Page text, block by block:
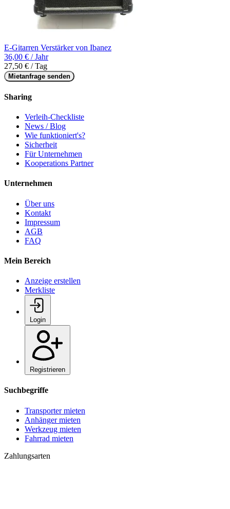
E-Gitarren Verstärker von Ibanez
36,00 € / Jahr
27,50 € / Tag
Mietanfrage senden
Sharing
Verleih-Checkliste
News / Blog
Wie funktioniert's?
Sicherheit
Für Unternehmen
Kooperations Partner
Unternehmen
Über uns
Kontakt
Impressum
AGB
FAQ
Mein Bereich
Anzeige erstellen
Merkliste
Login
Registrieren
Suchbegriffe
Transporter mieten
Anhänger mieten
Werkzeug mieten
Fahrrad mieten
Zahlungsarten